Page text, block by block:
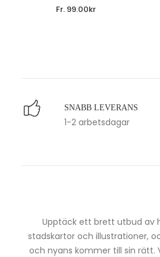
Fr. 99.00kr
SNABB LEVERANS
1-2 arbetsdagar
Upptäck ett brett utbud av
stadskartor och illustrationer,
och nyans kommer till sin rätt.